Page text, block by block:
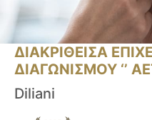
ΔΙΑΚΡΙΘΕΙΣΑ
ΔΙΑΓΩΝΙΣΜΟΥ ‘’
Diliani